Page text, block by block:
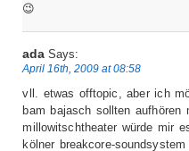
😉
ada Says:
April 16th, 2009 at 08:58
vll. etwas offtopic, aber ich
bam bajasch sollten aufhören
millowitschtheater würde mir
kölner breakcore-soundsystem